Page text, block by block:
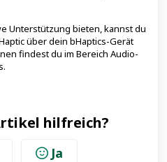
Unterstützung bieten, kannst du
über dein bHaptics-Gerät
findest du im Bereich Audio-
hilfreich?
Ja